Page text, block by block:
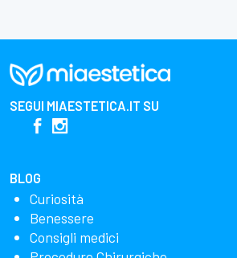
SEGUI MIAESTETICA.IT SU
BLOG
Curiosità
Benessere
Consigli medici